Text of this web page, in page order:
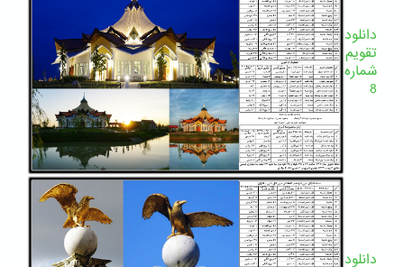
دانلود
تقویم
شماره
8
دانلود